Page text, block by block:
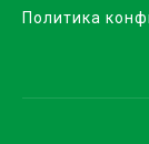
Политика